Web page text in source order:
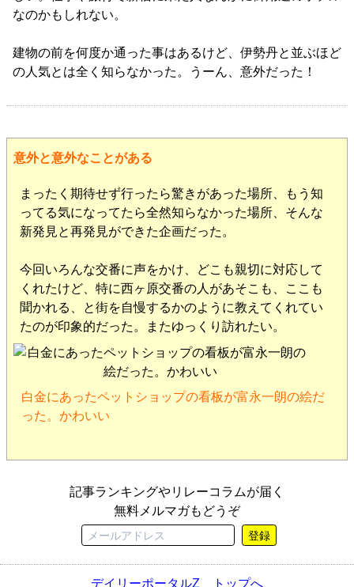
なのかもしれない。
建物の前を何度か通った事はあるけど、伊勢丹と並ぶほど
の人気とは全く知らなかった。うーん、意外だった！
意外と意外なことがある
まったく期待せず行ったら驚きがあった場所、もう知
ってる気になってたら全然知らなかった場所、そんな
新発見と再発見ができた企画だった。
今回いろんな交番に声をかけ、どこも親切に対応して
くれたけど、特に西ヶ原交番の人があそこも、ここも
聞かれる、と街を自慢するかのように教えてくれてい
たのが印象的だった。またゆっくり訪れたい。
白金にあったペットショップの看板が富永一朗の絵だ
った。かわいい
記事ランキングやリレーコラムが届く
無料メルマガもどうぞ
登録
デイリーポータルZ トップへ